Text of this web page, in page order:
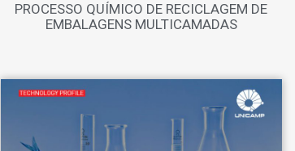
PROCESSO QUÍMICO DE RECICLAGEM DE
EMBALAGENS MULTICAMADAS